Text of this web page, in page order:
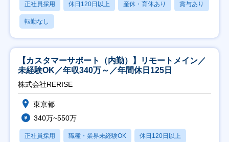
正社員採用 休日120日以上 産休・育休あり 賞与あり
転勤なし
【カスタマーサポート（内勤）】リモートメイン／
未経験OK／年収340万～／年間休日125日
株式会社RERISE
東京都
340万~550万
正社員採用 職種・業界未経験OK 休日120日以上